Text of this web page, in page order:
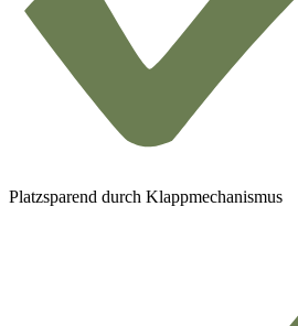
Platzsparend durch Klappmechanismus